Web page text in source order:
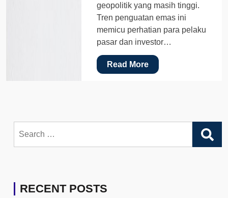
geopolitik yang masih tinggi.
Tren penguatan emas ini
memicu perhatian para pelaku
pasar dan investor…
Read More
for:
RECENT POSTS